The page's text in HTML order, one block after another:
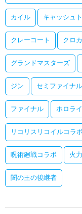
カイル キャッシュ
クレーコート クロカ
グランドマスターズ
ジン セミファイナル
ファイナル ホロラ
リコリスリコイルコラ
呪術廻戦コラボ 火
闇の王の後継者